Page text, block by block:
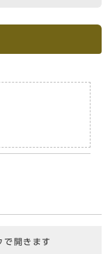
で開きます